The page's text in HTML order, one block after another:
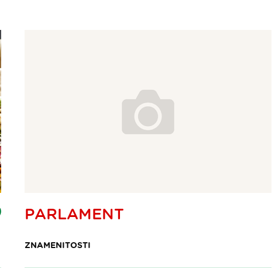
Zemljevid
točkePARLAMENT
ZNAMENITOSTI